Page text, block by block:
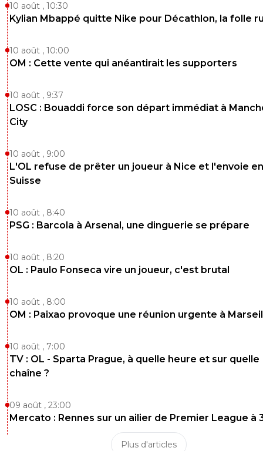
10 août , 10:30
Kylian Mbappé quitte Nike pour Décathlon, la folle
10 août , 10:00
OM : Cette vente qui anéantirait les supporters
10 août , 9:37
LOSC : Bouaddi force son départ immédiat à
City
10 août , 9:00
L'OL refuse de prêter un joueur à Nice et l'envoie en
Suisse
10 août , 8:40
PSG : Barcola à Arsenal, une dinguerie se prépare
10 août , 8:20
OL : Paulo Fonseca vire un joueur, c'est brutal
10 août , 8:00
OM : Paixao provoque une réunion urgente à
10 août , 7:00
TV : OL - Sparta Prague, à quelle heure et sur quelle
chaîne ?
09 août , 23:00
Mercato : Rennes sur un ailier de Premier League à
Plus d'articles